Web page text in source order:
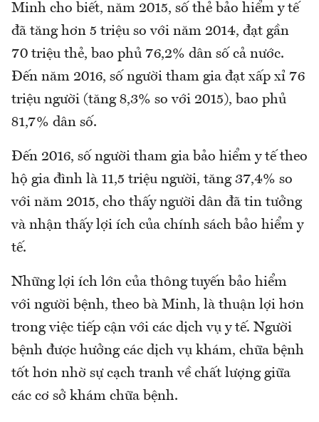
Minh cho biết, năm 2015, số thẻ bảo hiểm y tế
đã tăng hơn 5 triệu so với năm 2014, đạt gần
70 triệu thẻ, bao phủ 76,2% dân số cả nước.
Đến năm 2016, số người tham gia đạt xấp xỉ 76
triệu người (tăng 8,3% so với 2015), bao phủ
81,7% dân số.
Đến 2016, số người tham gia bảo hiểm y tế theo
hộ gia đình là 11,5 triệu người, tăng 37,4% so
với năm 2015, cho thấy người dân đã tin tưởng
và nhận thấy lợi ích của chính sách bảo hiểm y
tế.
Những lợi ích lớn của thông tuyến bảo hiểm
với người bệnh, theo bà Minh, là thuận lợi hơn
trong việc tiếp cận với các dịch vụ y tế. Người
bệnh được hưởng các dịch vụ khám, chữa bệnh
tốt hơn nhờ sự cạch tranh về chất lượng giữa
các cơ sở khám chữa bệnh.